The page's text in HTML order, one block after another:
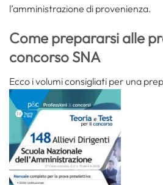
l’amministrazione di provenienza.
Come prepararsi alle
concorso SNA
Ecco i volumi consigliati per una